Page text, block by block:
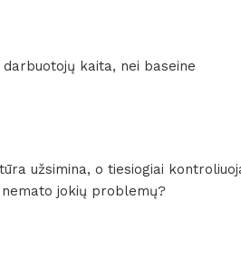
kaita, nei baseine
užsimina, o tiesiogiai
jokių problemų?